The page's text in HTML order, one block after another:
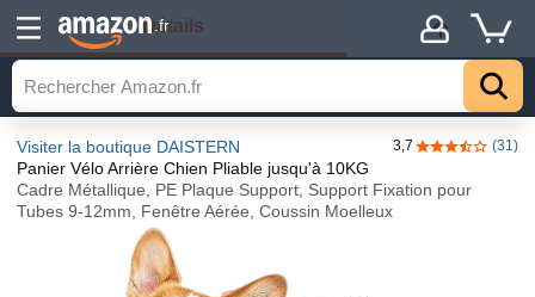
.fr
Visiter la boutique DAISTERN 3,7 3,7 sur 5(31)
Panier Vélo Arrière Chien Pliable jusqu'à 10KG
Cadre Métallique, PE Plaque Support, Support Fixation pour
Tubes 9-12mm, Fenêtre Aérée, Coussin Moelleux
Détails